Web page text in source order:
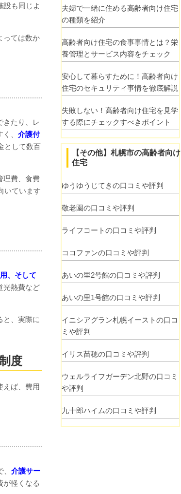
設も同じよ
っては数か
きたり、レ
、 介護付
として数百
理費、食費
いています
、そして
光熱費など
と、実際に
度
えば、費用
介護サー
が軽くなる
夫婦で一緒に住める高齢者向け住宅
の種類を紹介
高齢者向け住宅の食事事情とは？栄
養管理とサービス内容をチェック
安心して暮らすために！高齢者向け
住宅のセキュリティ事情を徹底解説
失敗しない！高齢者向け住宅を見学
する際にチェックすべきポイント
【その他】札幌市の高齢者向け
住宅
ゆうゆうじてきの口コミや評判
敬老園の口コミや評判
ライフコートの口コミや評判
ココファンの口コミや評判
あいの里2号館の口コミや評判
あいの里1号館の口コミや評判
イニシアグラン札幌イーストの口コ
ミや評判
イリス苗穂の口コミや評判
ウェルライフガーデン北野の口コミ
や評判
九十郎ハイムの口コミや評判